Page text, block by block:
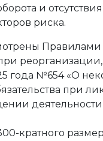
и
риска.
при
года №654 «О
при
деятельности
кратного